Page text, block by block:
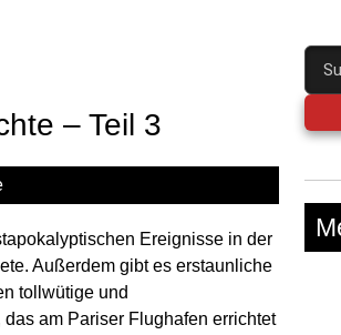
– Teil 3
Ereignisse in der
Außerdem gibt es erstaunliche
tollwütige und
am Pariser Flughafen errichtet
nach: